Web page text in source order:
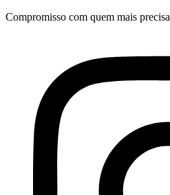
Ir
Compromisso com quem mais precisa